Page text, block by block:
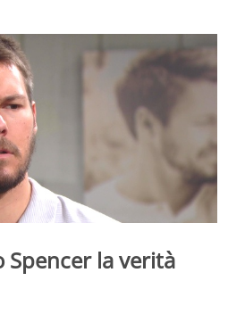
Spencer la verità